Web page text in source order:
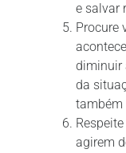
e salvar
Procure
diminuir
da
também
agirem